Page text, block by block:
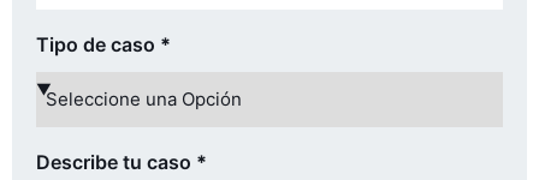
Tipo de caso *
Describe tu caso *